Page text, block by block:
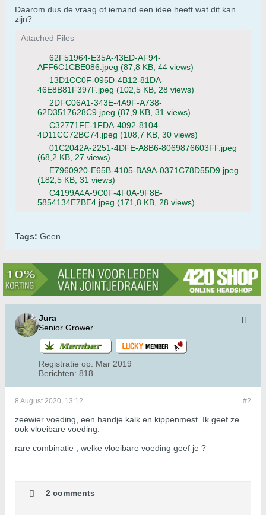
Daarom dus de vraag of iemand een idee heeft wat dit kan
zijn?
Attached Files
62F51964-E35A-43ED-AF94-
AFF6C1CBE086.jpeg (87,8 KB, 44 views)
13D1CC0F-095D-4B12-81DA-
46E8B81F397F.jpeg (102,5 KB, 28 views)
2DFC06A1-343E-4A9F-A738-
62D3517628C9.jpeg (87,9 KB, 31 views)
C32771FE-1FDA-4092-8104-
4D11CC72BC74.jpeg (108,7 KB, 30 views)
01C2042A-2251-4DFE-A8B6-8069876603FF.jpeg
(68,2 KB, 27 views)
E7960920-E65B-4105-BA9A-0371C78D55D9.jpeg
(182,5 KB, 31 views)
C4199A4A-9C0F-4F0A-9F8B-
5854134E7BE4.jpeg (171,8 KB, 28 views)
Tags: Geen
Jura
Senior Grower
Registratie op: Mar 2019
Berichten: 818
#2
8 August 2020, 13:12
zeewier voeding, een handje kalk en kippenmest. Ik geef ze
ook vloeibare voeding.
rare combinatie , welke vloeibare voeding geef je ?
2 comments